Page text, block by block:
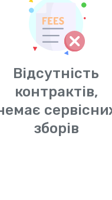
Відсутність
контрактів,
зборів